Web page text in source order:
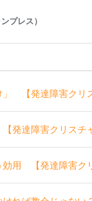
」 【発達障害クリ
発達障害クリスチ
用 【発達障害ク